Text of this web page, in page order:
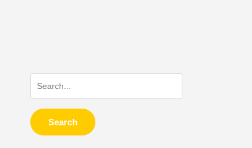
Search